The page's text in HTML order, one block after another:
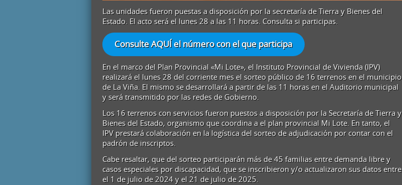
Las unidades fueron puestas a disposición por la secretaría de Tierra y Bienes del
Estado. El acto será el lunes 28 a las 11 horas. Consulta si participas.
Consulte AQUÍ el número con el que participa
En el marco del Plan Provincial «Mi Lote», el Instituto Provincial de Vivienda (IPV)
realizará el lunes 28 del corriente mes el sorteo público de 16 terrenos en el municipio
de La Viña. El mismo se desarrollará a partir de las 11 horas en el Auditorio municipal
y será transmitido por las redes de Gobierno.
Los 16 terrenos con servicios fueron puestos a disposición por la Secretaría de Tierra y
Bienes del Estado, organismo que coordina a el plan provincial Mi Lote. En tanto, el
IPV prestará colaboración en la logística del sorteo de adjudicación por contar con el
padrón de inscriptos.
Cabe resaltar, que del sorteo participarán más de 45 familias entre demanda libre y
casos especiales por discapacidad, que se inscribieron y/o actualizaron sus datos entre
el 1 de julio de 2024 y el 21 de julio de 2025.